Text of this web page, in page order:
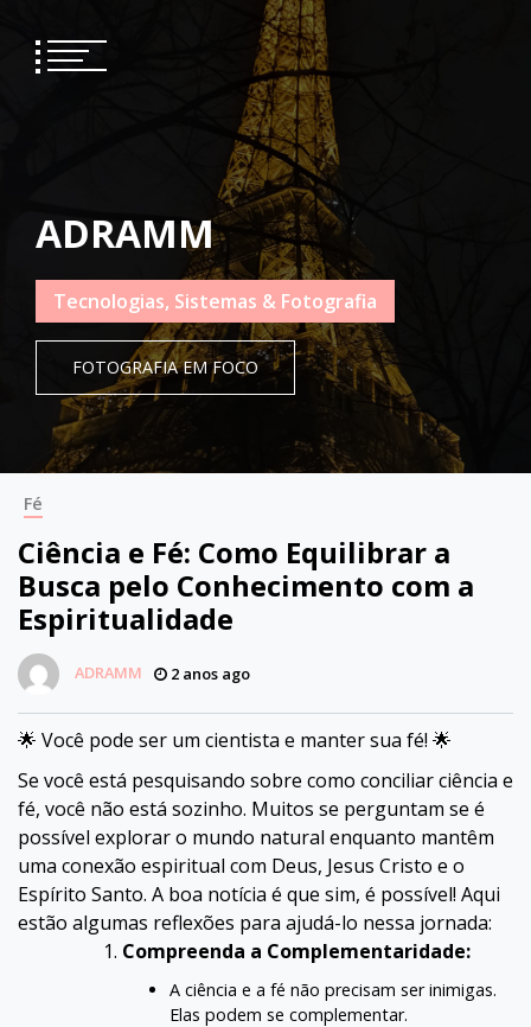
content
ADRAMM
Tecnologias, Sistemas & Fotografia
FOTOGRAFIA EM FOCO
Fé
Ciência e Fé: Como Equilibrar a
Busca pelo Conhecimento com a
Espiritualidade
ADRAMM 2 anos ago
🌟 Você pode ser um cientista e manter sua fé! 🌟
Se você está pesquisando sobre como conciliar ciência e
fé, você não está sozinho. Muitos se perguntam se é
possível explorar o mundo natural enquanto mantêm
uma conexão espiritual com Deus, Jesus Cristo e o
Espírito Santo. A boa notícia é que sim, é possível! Aqui
estão algumas reflexões para ajudá-lo nessa jornada:
Compreenda a Complementaridade:
A ciência e a fé não precisam ser inimigas.
Elas podem se complementar.